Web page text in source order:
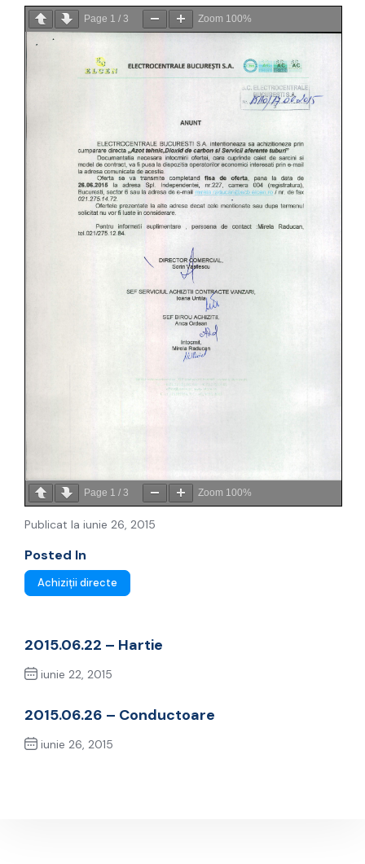
Page 1 / 3 Zoom 100%
Page 1 / 3 Zoom 100%
Publicat la iunie 26, 2015
Posted In
Achiziții directe
2015.06.22 – Hartie
iunie 22, 2015
2015.06.26 – Conductoare
iunie 26, 2015